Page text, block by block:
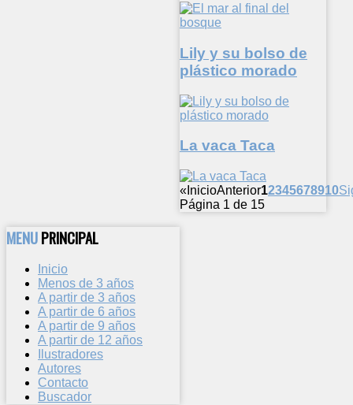
Lily y su bolso de
plástico morado
La vaca Taca
« InicioAnterior12345678910
Página 1 de 15
MENUPRINCIPAL
Inicio
Menos de 3 años
A partir de 3 años
A partir de 6 años
A partir de 9 años
A partir de 12 años
Ilustradores
Autores
Contacto
Buscador